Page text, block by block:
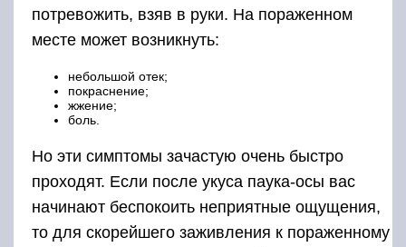
потревожить, взяв в руки. На пораженном
месте может возникнуть:
небольшой отек;
покраснение;
жжение;
боль.
Но эти симптомы зачастую очень быстро
проходят. Если после укуса паука-осы вас
начинают беспокоить неприятные ощущения,
то для скорейшего заживления к пораженному